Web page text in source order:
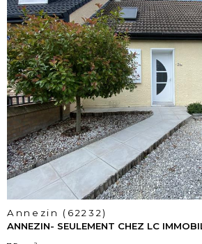
voir le
bien
Annezin (62232)
ANNEZIN- SEULEMENT CHEZ LC